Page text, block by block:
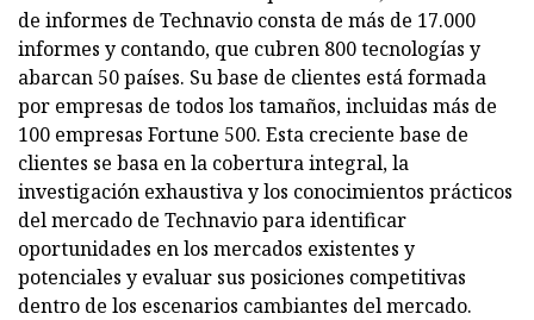
de informes de Technavio consta de más de 17.000
informes y contando, que cubren 800 tecnologías y
abarcan 50 países. Su base de clientes está formada
por empresas de todos los tamaños, incluidas más de
100 empresas Fortune 500. Esta creciente base de
clientes se basa en la cobertura integral, la
investigación exhaustiva y los conocimientos prácticos
del mercado de Technavio para identificar
oportunidades en los mercados existentes y
potenciales y evaluar sus posiciones competitivas
dentro de los escenarios cambiantes del mercado.